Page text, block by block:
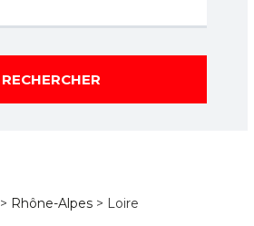
RECHERCHER
> Rhône-Alpes > Loire